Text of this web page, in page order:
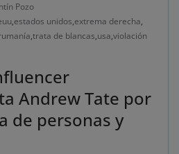
Pozo
,estados unidos,extrema derecha,
,trata de blancas,usa,violación
Andrew Tate por
de personas y